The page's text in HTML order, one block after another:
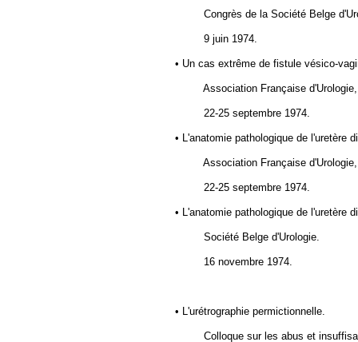
Congrès de la Société Belge
9 juin 1974.
• Un cas extrême de fistule vésico-
Association Française
22-25 septembre 1974.
• L'anatomie pathologique de l'uretère
Association Française
22-25 septembre 1974.
• L'anatomie pathologique de l'uretère
Société Belge d'Urologie.
16 novembre 1974.
• L'urétrographie permictionnelle.
Colloque sur les abus et